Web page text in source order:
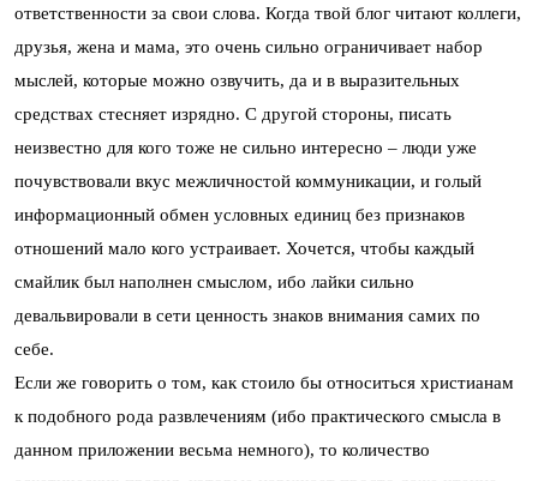
ответственности за свои слова. Когда твой блог читают коллеги,
друзья, жена и мама, это очень сильно ограничивает набор
мыслей, которые можно озвучить, да и в выразительных
средствах стесняет изрядно. С другой стороны, писать
неизвестно для кого тоже не сильно интересно – люди уже
почувствовали вкус межличностой коммуникации, и голый
информационный обмен условных единиц без признаков
отношений мало кого устраивает. Хочется, чтобы каждый
смайлик был наполнен смыслом, ибо лайки сильно
девальвировали в сети ценность знаков внимания самих по
себе.
Если же говорить о том, как стоило бы относиться христианам
к подобного рода развлечениям (ибо практического смысла в
данном приложении весьма немного), то количество